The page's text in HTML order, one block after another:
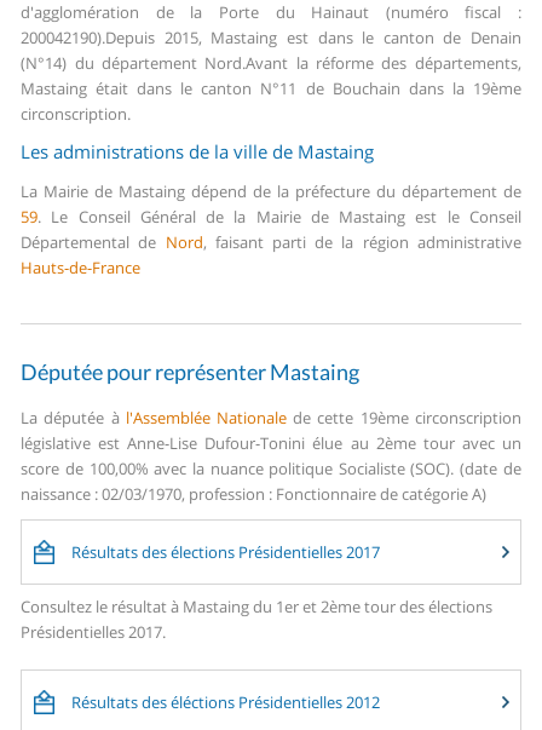
d'agglomération de la Porte du Hainaut (numéro fiscal :
200042190).Depuis 2015, Mastaing est dans le canton de Denain
(N°14) du département Nord.Avant la réforme des départements,
Mastaing était dans le canton N°11 de Bouchain dans la 19ème
circonscription.
Les administrations de la ville de Mastaing
La Mairie de Mastaing dépend de la préfecture du département de
59. Le Conseil Général de la Mairie de Mastaing est le Conseil
Départemental de Nord, faisant parti de la région administrative
Hauts-de-France
Députée pour représenter Mastaing
La députée à l'Assemblée Nationale de cette 19ème circonscription
législative est Anne-Lise Dufour-Tonini élue au 2ème tour avec un
score de 100,00% avec la nuance politique Socialiste (SOC). (date de
naissance : 02/03/1970, profession : Fonctionnaire de catégorie A)
Résultats des élections Présidentielles 2017
Consultez le résultat à Mastaing du 1er et 2ème tour des élections
Présidentielles 2017.
Résultats des éléctions Présidentielles 2012